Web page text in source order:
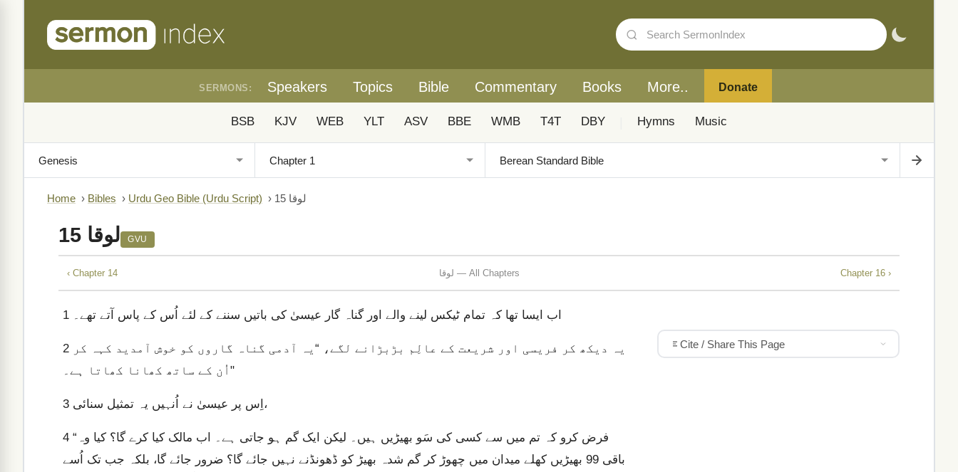
SERMONS: Speakers Topics Bible Commentary Books More.. Donate
BSB KJV WEB YLT ASV BBE WMB T4T DBY Hymns Music
Home › Bibles › Urdu Geo Bible (Urdu Script) › لوقا 15
لوقا 15 GVU
‹ Chapter 14 لوقا — All Chapters Chapter 16 ›
1 اب ایسا تھا کہ تمام ٹیکس لینے والے اور گناہ گار عیسیٰ کی باتیں سننے کے لئے اُس کے پاس آتے تھے۔
2
اُن کے ساتھ کھانا کھاتا ہے۔"
3 اِس پر عیسیٰ نے اُنہیں یہ تمثیل سنائی،
4 “فرض کرو کہ تم میں سے کسی کی سَو بھیڑیں ہیں۔ لیکن ایک گم ہو جاتی ہے۔ اب مالک کیا کرے گا؟ کیا وہ
باقی 99 بھیڑیں کھلے میدان میں چھوڑ کر گم شدہ بھیڑ کو ڈھونڈنے نہیں جائے گا؟ ضرور جائے گا، بلکہ جب تک اُسے
Cite / Share This Page